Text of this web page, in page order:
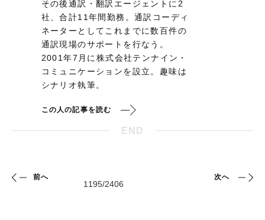
その後通訳・翻訳エージェントに2
社、合計11年間勤務。通訳コーディ
ネーターとしてこれまでに数百件の
通訳現場のサポートを行なう。
2001年7月に株式会社テンナイン・
コミュニケーションを設立。趣味は
シナリオ執筆。
この人の記事を読む
END
前へ 次へ